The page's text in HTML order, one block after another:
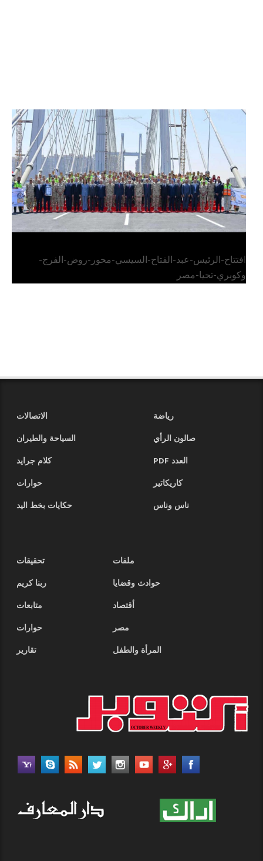
الرئيس عبد الفتاح السيسي يفتتح محور روض الفرج
وكوبري تحيا مصر
افتتاح-الرئيس-عبد-الفتاح-السيسي-محور-روض-الفرج-
وكوبري-تحيا-مصر
رياضة
الاتصالات
صالون الرأي
السياحة والطيران
العدد PDF
كلام جرايد
كاريكاتير
حوارات
ناس وناس
حكايات بخط اليد
ملفات
تحقيقات
حوادث وقضايا
ربنا كريم
أقتصاد
متابعات
مصر
حوارات
المرأة والطفل
تقارير